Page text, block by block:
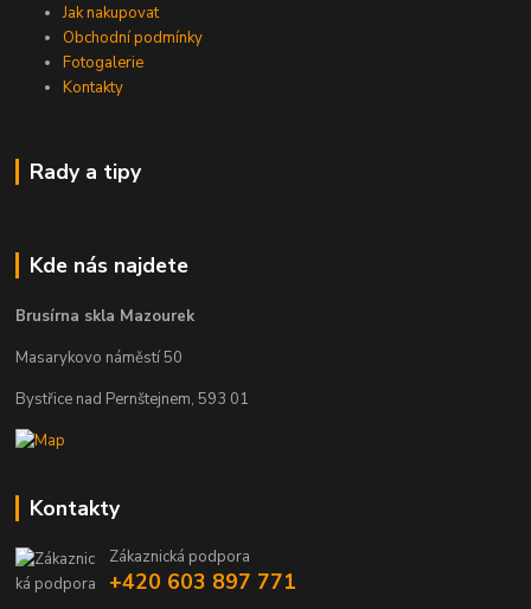
Jak nakupovat
Obchodní podmínky
Fotogalerie
Kontakty
Rady a tipy
Kde nás najdete
Brusírna skla Mazourek
Masarykovo náměstí 50
Bystřice nad Pernštejnem, 593 01
Kontakty
Zákaznická podpora
+420 603 897 771